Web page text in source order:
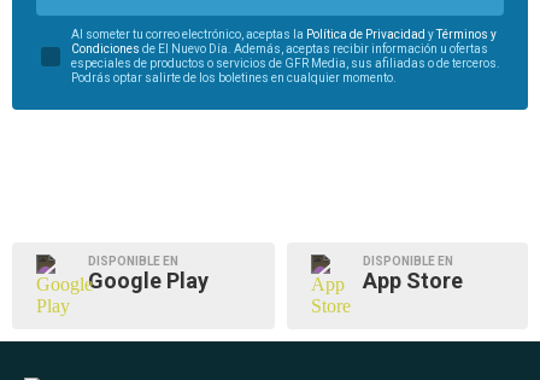
Al someter tu correo electrónico, aceptas la Política de Privacidad yTérminos y
Condiciones de El Nuevo Día. Además, aceptas recibir información u ofertas
especiales de productos o servicios de GFR Media, sus afiliadas o de terceros.
Podrás optar salirte de los boletines en cualquier momento.
DISPONIBLE EN
Google Play
DISPONIBLE EN
App Store